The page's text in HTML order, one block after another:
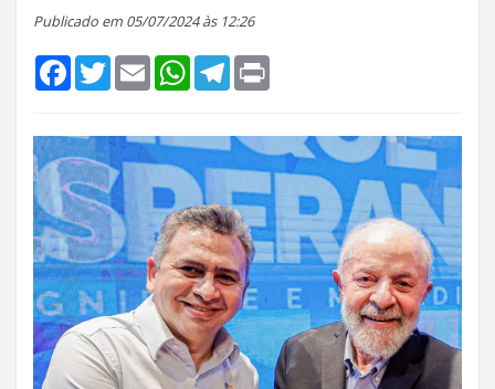
Publicado em 05/07/2024 às 12:26
FacebookTwitterEmail WhatsApp
Telegram